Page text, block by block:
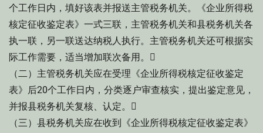
个工作日内，填好该表并报送主管税务机关。《企业所得税
核定征收鉴定表》一式三联，主管税务机关和县税务机关各
执一联，另一联送达纳税人执行。主管税务机关还可根据实
际工作需要，适当增加联次备用。
（二）主管税务机关应在受理《企业所得税核定征收鉴定
表》后20个工作日内，分类逐户审查核实，提出鉴定意见，
并报县税务机关复核、认定。
（三）县税务机关应在收到《企业所得税核定征收鉴定表》